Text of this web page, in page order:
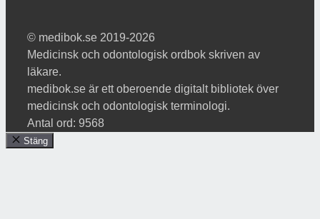
© medibok.se 2019-2026
Medicinsk och odontologisk ordbok skriven av
läkare.
medibok.se är ett oberoende digitalt bibliotek över
medicinsk och odontologisk terminologi.
Antal ord: 9568
Stäng